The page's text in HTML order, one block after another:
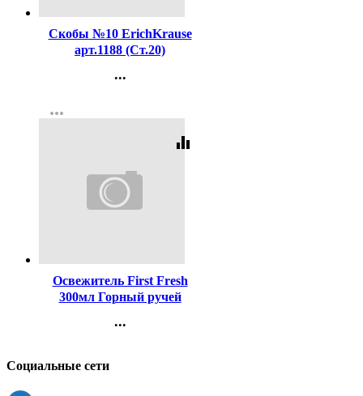
Скобы №10 ErichKrause
арт.1188 (Ст.20)
...
Регистрация
more_horiz
equalizer
Освежитель First Fresh
300мл Горный ручей
...
Регистрация
Социальные сети